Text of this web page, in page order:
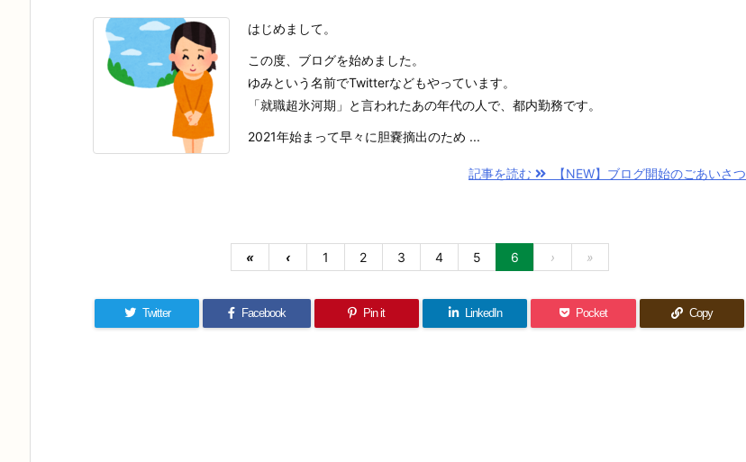
はじめまして。
この度、ブログを始めました。
ゆみという名前でTwitterなどもやっています。
「就職超氷河期」と言われたあの年代の人で、都内勤務です。
2021年始まって早々に胆嚢摘出のため ...
記事を読む 【NEW】ブログ開始のごあいさつ
« ‹ 1 2 3 4 5 6 › »
Twitter Facebook Pin it LinkedIn Pocket Copy